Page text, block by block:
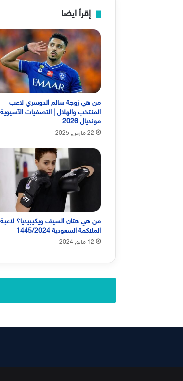
إقرأ ايضا
من هي زوجة سالم الدوسري لاعب
المنتخب والهلال | التصفيات الآسيوية
مونديال 2026
22 مارس, 2025
من هي هتان السيف ويكيبيديا؟ لاعبة
الملاكمة السعودية 1445/2024
12 مايو, 2024